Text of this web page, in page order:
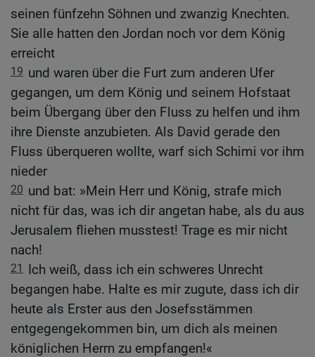
seinen fünfzehn Söhnen und zwanzig Knechten.
Sie alle hatten den Jordan noch vor dem König
erreicht
19 und waren über die Furt zum anderen Ufer
gegangen, um dem König und seinem Hofstaat
beim Übergang über den Fluss zu helfen und ihm
ihre Dienste anzubieten. Als David gerade den
Fluss überqueren wollte, warf sich Schimi vor ihm
nieder
20 und bat: »Mein Herr und König, strafe mich
nicht für das, was ich dir angetan habe, als du aus
Jerusalem fliehen musstest! Trage es mir nicht
nach!
21 Ich weiß, dass ich ein schweres Unrecht
begangen habe. Halte es mir zugute, dass ich dir
heute als Erster aus den Josefsstämmen
entgegengekommen bin, um dich als meinen
königlichen Herrn zu empfangen!«